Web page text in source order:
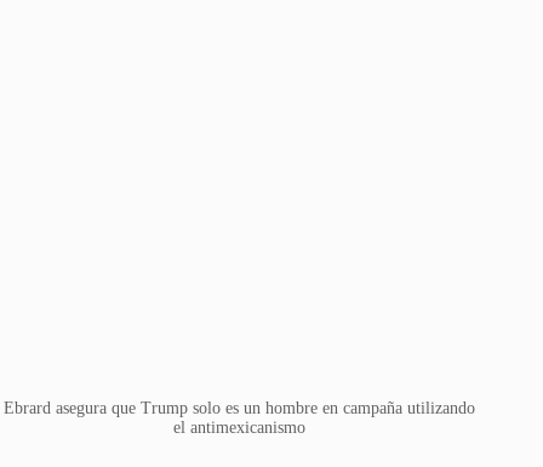
Ebrard asegura que Trump solo es un hombre en campaña utilizando
el antimexicanismo